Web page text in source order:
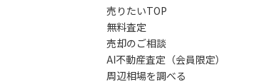
売りたいTOP
無料査定
売却のご相談
AI不動産査定（会員限定）
周辺相場を調べる